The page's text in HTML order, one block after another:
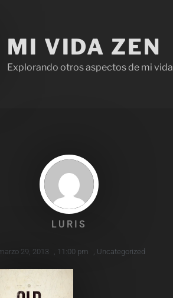
MI VIDA ZEN
Explorando otros aspectos de mi vida
LURIS
29, 2013 , 11:00 pm , Uncategorized